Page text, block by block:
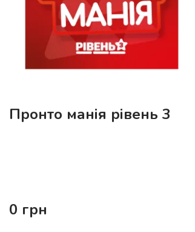
Пронто манія рівень 3
0 грн